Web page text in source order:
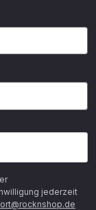
jederzeit